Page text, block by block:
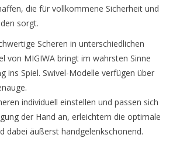
die für vollkommene Sicherheit und
sorgt.
Scheren in unterschiedlichen
von MIGIWA bringt im wahrsten Sinne
ins Spiel. Swivel-Modelle verfügen über
individuell einstellen und passen sich
der Hand an, erleichtern die optimale
dabei äußerst handgelenkschonend.